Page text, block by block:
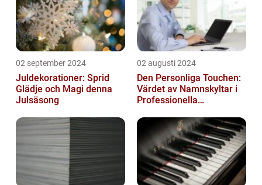
02 september 2024
Juldekorationer: Sprid
Glädje och Magi denna
Julsäsong
02 augusti 2024
Den Personliga Touchen:
Värdet av Namnskyltar i
Professionella